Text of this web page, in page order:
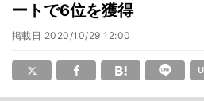
ートで6位を獲得
掲載日 2020/10/29 12:00